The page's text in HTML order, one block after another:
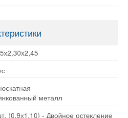
металл
(0,9х1,10) - Двойное остекление